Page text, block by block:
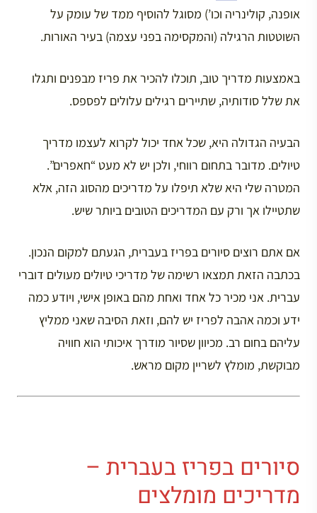
אופנה, קולינריה וכו’) מסוגל להוסיף ממד של עומק על
השוטטות הרגילה (והמקסימה בפני עצמה) בעיר האורות.
באמצעות מדריך טוב, תוכלו להכיר את פריז מבפנים ותגלו
את שלל סודותיה, שתיירים רגילים עלולים לפספס.
הבעיה הגדולה היא, שכל אחד יכול לקרוא לעצמו מדריך
טיולים. מדובר בתחום רווחי, ולכן יש לא מעט “חאפרים”.
המטרה שלי היא שלא תיפלו על מדריכים מהסוג הזה, אלא
שתטיילו אך ורק עם המדריכים הטובים ביותר שיש.
אם אתם רוצים סיורים בפריז בעברית, הגעתם למקום הנכון.
בכתבה הזאת תמצאו רשימה של מדריכי טיולים מעולים דוברי
עברית. אני מכיר כל אחד ואחת מהם באופן אישי, ויודע כמה
ידע וכמה אהבה לפריז יש להם, וזאת הסיבה שאני ממליץ
עליהם בחום רב. מכיוון שסיור מודרך איכותי הוא חוויה
מבוקשת, מומלץ לשריין מקום מראש.
סיורים בפריז בעברית –
מדריכים מומלצים